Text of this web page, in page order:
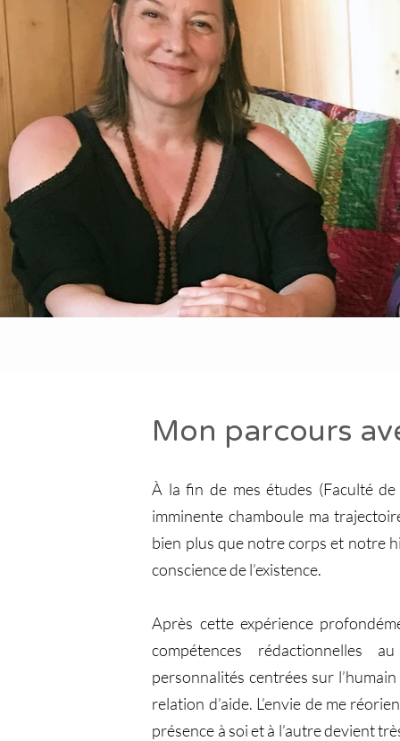
Mon parcours
À la fin de mes études (Faculté
imminente chamboule ma
bien plus que notre corps et notre
conscience de l’existence.​
Après cette expérience
compétences rédactionnelles
personnalités centrées sur
relation d’aide. L’envie de me
présence à soi et à l’autre devient